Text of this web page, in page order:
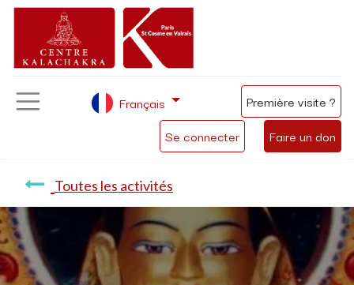
Se connecter Faire un don
Français Première visite ?
Toutes les activités